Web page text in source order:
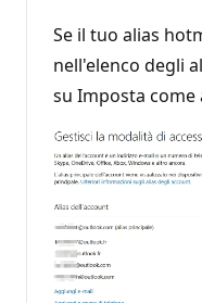
Se il tuo alias
nell'elenco degli
su Imposta come